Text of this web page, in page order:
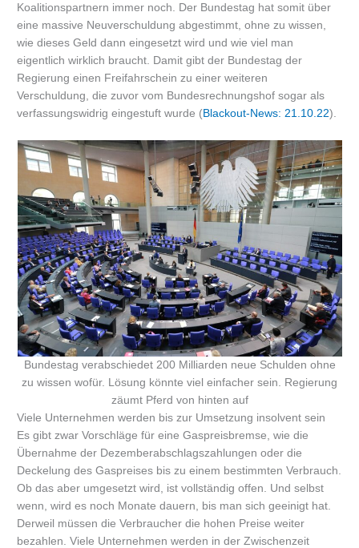
Koalitionspartnern immer noch. Der Bundestag hat somit über
eine massive Neuverschuldung abgestimmt, ohne zu wissen,
wie dieses Geld dann eingesetzt wird und wie viel man
eigentlich wirklich braucht. Damit gibt der Bundestag der
Regierung einen Freifahrschein zu einer weiteren
Verschuldung, die zuvor vom Bundesrechnungshof sogar als
verfassungswidrig eingestuft wurde (Blackout-News: 21.10.22).
Bundestag verabschiedet 200 Milliarden neue Schulden ohne
zu wissen wofür. Lösung könnte viel einfacher sein. Regierung
zäumt Pferd von hinten auf
Viele Unternehmen werden bis zur Umsetzung insolvent sein
Es gibt zwar Vorschläge für eine Gaspreisbremse, wie die
Übernahme der Dezemberabschlagszahlungen oder die
Deckelung des Gaspreises bis zu einem bestimmten Verbrauch.
Ob das aber umgesetzt wird, ist vollständig offen. Und selbst
wenn, wird es noch Monate dauern, bis man sich geeinigt hat.
Derweil müssen die Verbraucher die hohen Preise weiter
bezahlen. Viele Unternehmen werden in der Zwischenzeit